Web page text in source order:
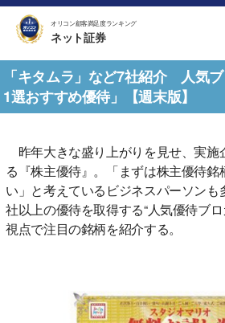
オリコン顧客満足度ランキング
ネット証券
「キタムラ」など7社紹介 人気
1選おすすめ優待」【週末版】
昨年大きな盛り上がりを見せ、実施
る『株主優待』。「まずは株主優待銘
い」と考えているビジネスパーソン
社以上の優待を取得する“人気優待ブロ
視点で注目の銘柄を紹介する。